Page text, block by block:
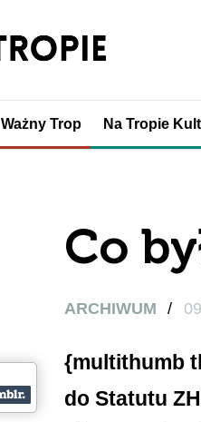
Ważny Trop Na Tropie
Co
ARCHIWUM /
{multithumb
do Statutu